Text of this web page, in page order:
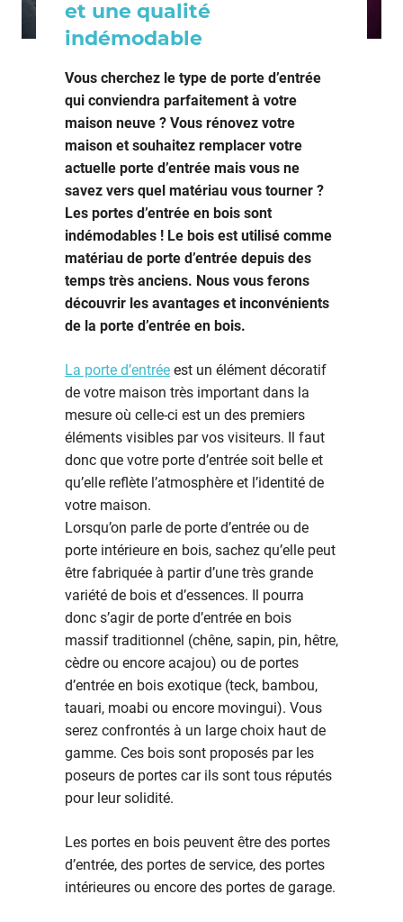
et une qualité
indémodable
Vous cherchez le type de porte d’entrée
qui conviendra parfaitement à votre
maison neuve ? Vous rénovez votre
maison et souhaitez remplacer votre
actuelle porte d’entrée mais vous ne
savez vers quel matériau vous tourner ?
Les portes d’entrée en bois sont
indémodables ! Le bois est utilisé comme
matériau de porte d’entrée depuis des
temps très anciens. Nous vous ferons
découvrir les avantages et inconvénients
de la porte d’entrée en bois.
La porte d’entrée est un élément décoratif
de votre maison très important dans la
mesure où celle-ci est un des premiers
éléments visibles par vos visiteurs. Il faut
donc que votre porte d’entrée soit belle et
qu’elle reflète l’atmosphère et l’identité de
votre maison.
Lorsqu’on parle de porte d’entrée ou de
porte intérieure en bois, sachez qu’elle peut
être fabriquée à partir d’une très grande
variété de bois et d’essences. Il pourra
donc s’agir de porte d’entrée en bois
massif traditionnel (chêne, sapin, pin, hêtre,
cèdre ou encore acajou) ou de portes
d’entrée en bois exotique (teck, bambou,
tauari, moabi ou encore movingui). Vous
serez confrontés à un large choix haut de
gamme. Ces bois sont proposés par les
poseurs de portes car ils sont tous réputés
pour leur solidité.
Les portes en bois peuvent être des portes
d’entrée, des portes de service, des portes
intérieures ou encore des portes de garage.